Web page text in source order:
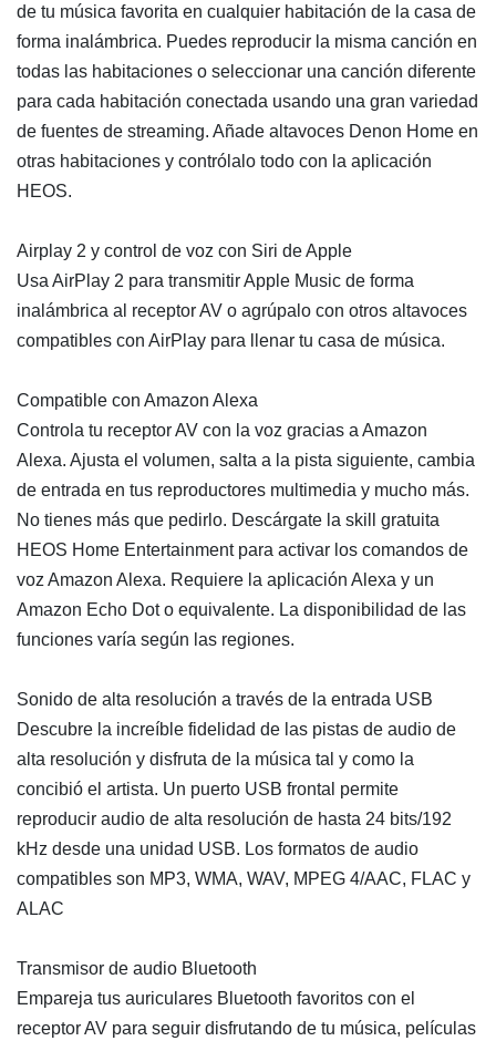
de tu música favorita en cualquier habitación de la casa de
forma inalámbrica. Puedes reproducir la misma canción en
todas las habitaciones o seleccionar una canción diferente
para cada habitación conectada usando una gran variedad
de fuentes de streaming. Añade altavoces Denon Home en
otras habitaciones y contrólalo todo con la aplicación
HEOS.
Airplay 2 y control de voz con Siri de Apple
Usa AirPlay 2 para transmitir Apple Music de forma
inalámbrica al receptor AV o agrúpalo con otros altavoces
compatibles con AirPlay para llenar tu casa de música.
Compatible con Amazon Alexa
Controla tu receptor AV con la voz gracias a Amazon
Alexa. Ajusta el volumen, salta a la pista siguiente, cambia
de entrada en tus reproductores multimedia y mucho más.
No tienes más que pedirlo. Descárgate la skill gratuita
HEOS Home Entertainment para activar los comandos de
voz Amazon Alexa. Requiere la aplicación Alexa y un
Amazon Echo Dot o equivalente. La disponibilidad de las
funciones varía según las regiones.
Sonido de alta resolución a través de la entrada USB
Descubre la increíble fidelidad de las pistas de audio de
alta resolución y disfruta de la música tal y como la
concibió el artista. Un puerto USB frontal permite
reproducir audio de alta resolución de hasta 24 bits/192
kHz desde una unidad USB. Los formatos de audio
compatibles son MP3, WMA, WAV, MPEG 4/AAC, FLAC y
ALAC
Transmisor de audio Bluetooth
Empareja tus auriculares Bluetooth favoritos con el
receptor AV para seguir disfrutando de tu música, películas